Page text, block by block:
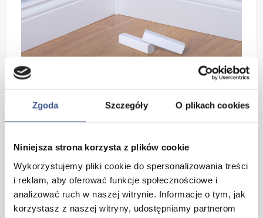
Zgoda Szczegóły O plikach cookies
Niniejsza strona korzysta z plików cookie
Wykorzystujemy pliki cookie do spersonalizowania treści
i reklam, aby oferować funkcje społecznościowe i
analizować ruch w naszej witrynie. Informacje o tym, jak
korzystasz z naszej witryny, udostępniamy partnerom
ZALETY PRODUKTU
Listwa przypodłogowa MDF 10 Ryfel to jeden z
najchętniej wybieranych modeli przez architektów
nowoczesną precyzją wykonania, stanowiąc efektowne
obramowanie dla każdej podłogi.
Elegancki Design (Styl Angielski):Charakterystyczne
frezowanie (ryflowanie) w górnej części listwy nadaje
wnętrzu szlachetności. Idealnie wpisuje się w styl
klasyczny, nowojorski, hamptons oraz nowoczesny